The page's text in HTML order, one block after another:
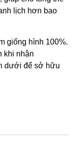
lịch hơn bao
giống hình 100%.
khi nhận
dưới để sở hữu